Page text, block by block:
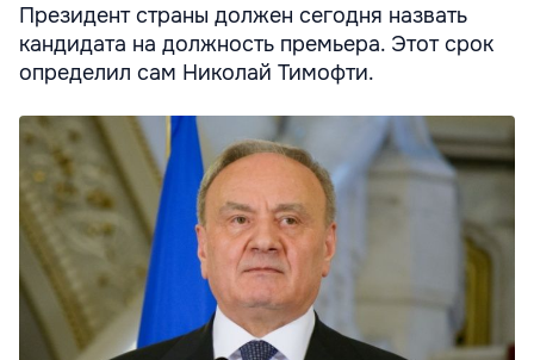
Президент страны должен сегодня назвать
кандидата на должность премьера. Этот срок
определил сам Николай Тимофти.